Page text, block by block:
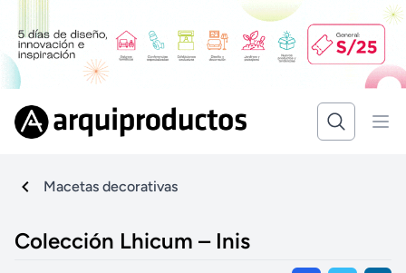
Macetas decorativas
Colección Lhicum – Inis